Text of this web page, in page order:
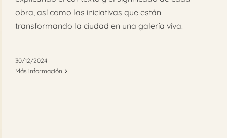
obra, así como las iniciativas que están
transformando la ciudad en una galería viva.
30/12/2024
Más información